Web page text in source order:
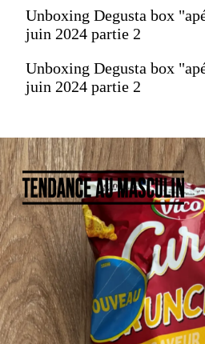
Unboxing Degusta box
juin 2024 partie 2
Unboxing Degusta box
juin 2024 partie 2